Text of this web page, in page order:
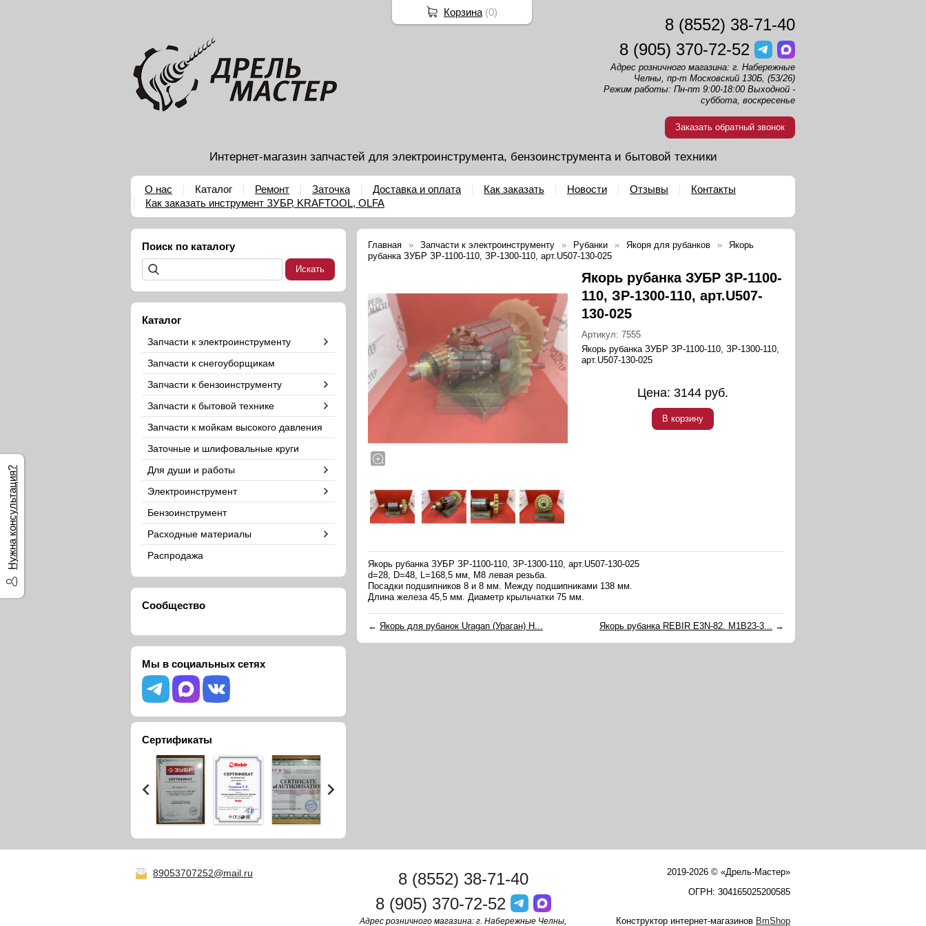
8 (8552) 38-71-40
8 (905) 370-72-52
Адрес розничного магазина: г. Набережные
Челны, пр-т Московский 130Б, (53/26)
Режим работы: Пн-пт 9:00-18:00 Выходной -
суббота, воскресенье
Заказать обратный звонок
Интернет-магазин запчастей для электроинструмента, бензоинструмента и бытовой техники
О нас Каталог Ремонт Заточка Доставка и оплата Как заказать Новости Отзывы
Контакты
Как заказать инструмент ЗУБР, KRAFTOOL, OLFA
Поиск по каталогу
Каталог
Запчасти к электроинструменту
Запчасти к снегоуборщикам
Запчасти к бензоинструменту
Запчасти к бытовой технике
Запчасти к мойкам высокого давления
Заточные и шлифовальные круги
Для души и работы
Электроинструмент
Бензоинструмент
Расходные материалы
Распродажа
Сообщество
Мы в социальных сетях
Сертификаты
Главная Запчасти к электроинструменту Рубанки Якоря для рубанков
Якорь
рубанка ЗУБР ЗР-1100-110, ЗР-1300-110, арт.U507-130-025
Якорь рубанка ЗУБР ЗР-1100-
110, ЗР-1300-110, арт.U507-
130-025
Артикул: 7555
Якорь рубанка ЗУБР ЗР-1100-110, ЗР-1300-110,
арт.U507-130-025
Цена: 3144 руб.
В корзину
Якорь рубанка ЗУБР ЗР-1100-110, ЗР-1300-110, арт.U507-130-025
d=28, D=48, L=168,5 мм, М8 левая резьба.
Посадки подшипников 8 и 8 мм. Между подшипниками 138 мм.
Длина железа 45,5 мм. Диаметр крыльчатки 75 мм.
← Якорь для рубанок Uragan (Ураган) H... Якорь рубанка REBIR E3N-82. M1B23-3... →
89053707252@mail.ru
2019-2026 © «Дрель-Мастер»
ОГРН: 304165025200585
Конструктор интернет-магазинов BmShop
8 (8552) 38-71-40
8 (905) 370-72-52
Адрес розничного магазина: г. Набережные Челны,
Нужна консультация?
Корзина (0)